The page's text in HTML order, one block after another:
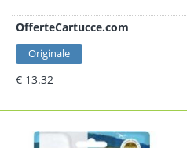
OfferteCartucce.com
Originale
€ 13.32